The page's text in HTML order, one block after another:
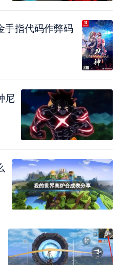
手指代码作弊码
尼